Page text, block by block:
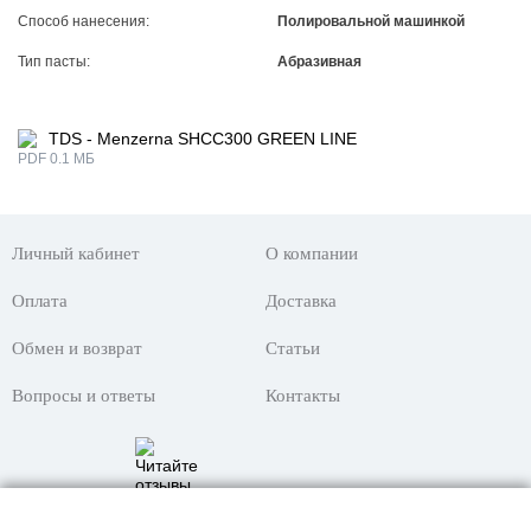
Способ нанесения: Полировальной машинкой
Тип пасты: Абразивная
TDS - Menzerna SHCC300 GREEN LINE
PDF 0.1 МБ
Личный кабинет О компании
Оплата Доставка
Обмен и возврат Статьи
Вопросы и ответы Контакты